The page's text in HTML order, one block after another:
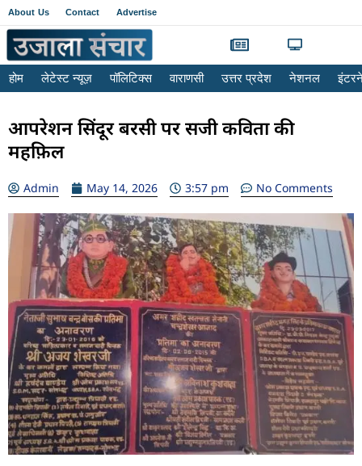
About Us Contact Advertise
होम लेटेस्ट न्यूज़ पॉलिटिक्स वाराणसी उत्तर प्रदेश नेशनल
आपरेशन सिंदूर बरसी पर सजी कविता की
महफ़िल
Admin May 14, 2026 3:57 pm No Comments